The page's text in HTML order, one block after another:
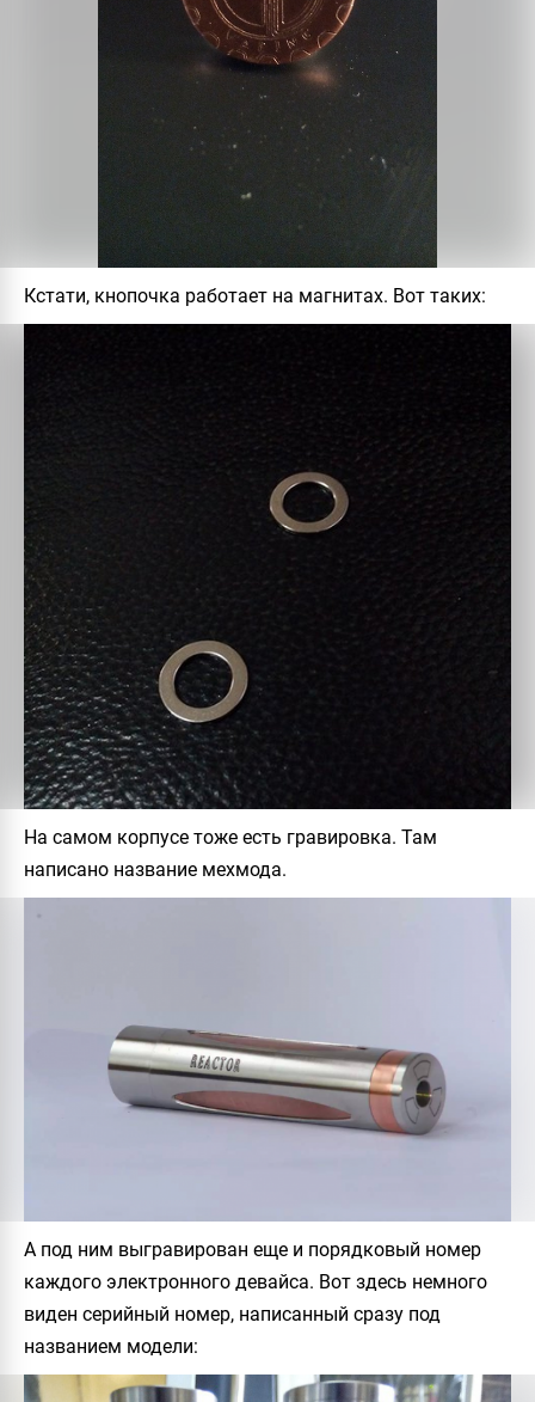
Кстати, кнопочка работает на магнитах. Вот таких:
На самом корпусе тоже есть гравировка. Там
написано название мехмода.
А под ним выгравирован еще и порядковый номер
каждого электронного девайса. Вот здесь немного
виден серийный номер, написанный сразу под
названием модели: